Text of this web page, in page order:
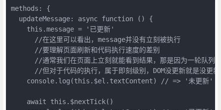
methods: {
  updateMessage: async function () {
    this.message = '已更新'
      //在这里可以看出，message并没有立刻被执行
      //要理解页面刷新和代码执行速度的差别
//通常我们在页面上立刻就能看到结果，那是因为一轮队列
//但对于代码的执行，属于即刻级别，DOM没更新就是没更
    console.log(this.$el.textContent) // => '未更新'
    await this.$nextTick()